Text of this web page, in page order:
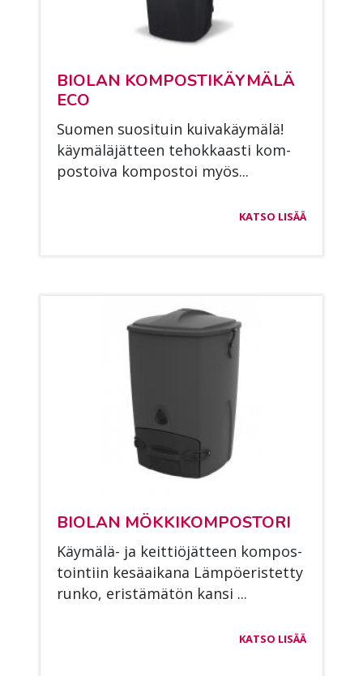
BIO­LAN KOM­POS­TI­KÄY­MÄ­LÄ
ECO
Suo­men suo­si­tuin kui­va­käy­mä­lä!
käy­mä­lä­jät­teen te­hok­kaas­ti kom­
pos­toi­va kom­pos­toi myös...
KATSO LISÄÄ
BIO­LAN MÖK­KI­KOM­POS­TO­RI
Käy­mä­lä- ja keit­tiö­jät­teen kom­pos­
toin­tiin ke­sä­ai­ka­na Läm­pö­eris­tet­ty
run­ko, eris­tä­mä­tön kan­si ...
KATSO LISÄÄ